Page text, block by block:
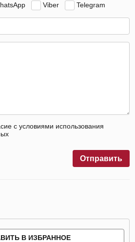
Viber Telegram
с условиями использования
Отправить
В ИЗБРАННОЕ